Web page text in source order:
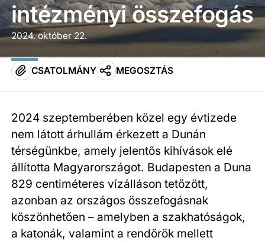
intézményi összefogás
2024. október 22.
CSATOLMÁNY MEGOSZTÁS
2024 szeptemberében közel egy évtizede
nem látott árhullám érkezett a Dunán
térségünkbe, amely jelentős kihívások elé
állította Magyarországot. Budapesten a Duna
829 centiméteres vízálláson tetőzött,
azonban az országos összefogásnak
köszönhetően – amelyben a szakhatóságok,
a katonák, valamint a rendőrök mellett